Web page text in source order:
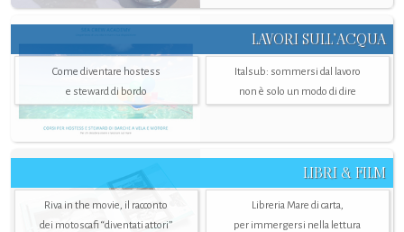
LAVORI SULL’ACQUA
Come diventare hostess
e steward di bordo
Italsub: sommersi dal lavoro
non è solo un modo di dire
LIBRI & FILM
Riva in the movie, il racconto
dei motoscafi “diventati attori”
Libreria Mare di carta,
per immergersi nella lettura